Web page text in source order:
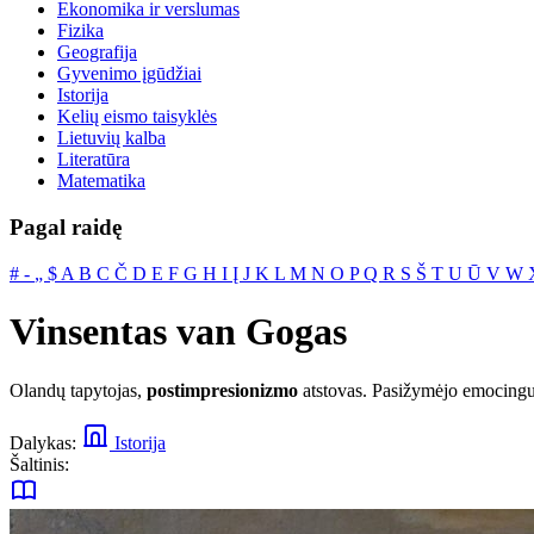
Ekonomika ir verslumas
Fizika
Geografija
Gyvenimo įgūdžiai
Istorija
Kelių eismo taisyklės
Lietuvių kalba
Literatūra
Matematika
Pagal raidę
# ‐ „ $ A B C Č D E F G H I Į J K L M N O PQ R S Š T U Ū V W
Vinsentas van Gogas
Olandų tapytojas, postimpresionizmo atstovas. Pasižymėjo
Dalykas:
Istorija
Šaltinis: